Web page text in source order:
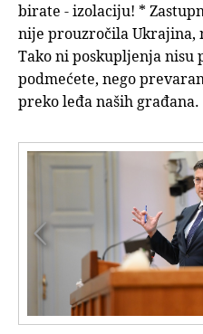
birate - izolaciju! *
nije prouzročila Ukrajina,
Tako ni poskupljenja nisu
podmećete, nego
preko leđa naših građana.
